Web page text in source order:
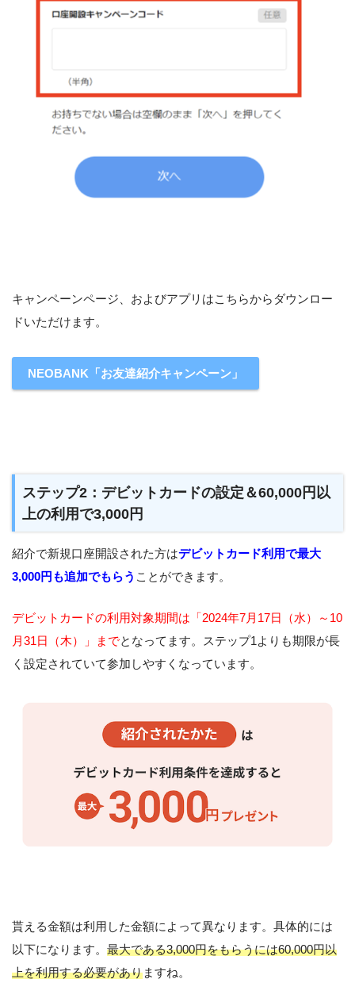
キャンペーンページ、およびアプリはこちらからダウンロー
ドいただけます。
NEOBANK「お友達紹介キャンペーン」
ステップ2：デビットカードの設定＆60,000円以
上の利用で3,000円
紹介で新規口座開設された方はデビットカード利用で最大
3,000円も追加でもらう ことができます。
デビットカードの利用対象期間は「2024年7月17日（水）～10
月31日（木）」までとなってます。ステップ1よりも期限が長
く設定されていて参加しやすくなっています。
貰える金額は利用した金額によって異なります。具体的には
以下になります。 最大である3,000円をもらうには60,000円以
上を利用する必要がありますね。